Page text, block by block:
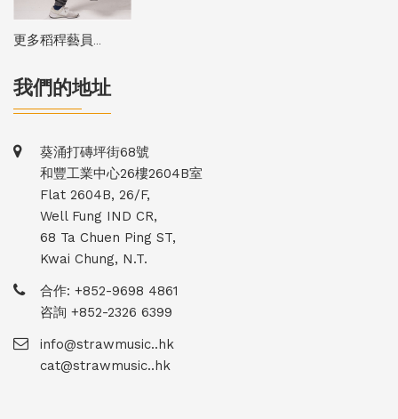
更多稻稈藝員...
我們的地址
葵涌打磚坪街68號
和豐工業中心26樓2604B室
Flat 2604B, 26/F,
Well Fung IND CR,
68 Ta Chuen Ping ST,
Kwai Chung, N.T.
合作: +852-9698 4861
咨詢 +852-2326 6399
info@strawmusic..hk
cat@strawmusic..hk